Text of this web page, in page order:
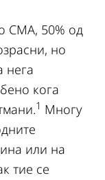
СМА, 50% од
но
нега
кога
1 Многу
или на
тие се